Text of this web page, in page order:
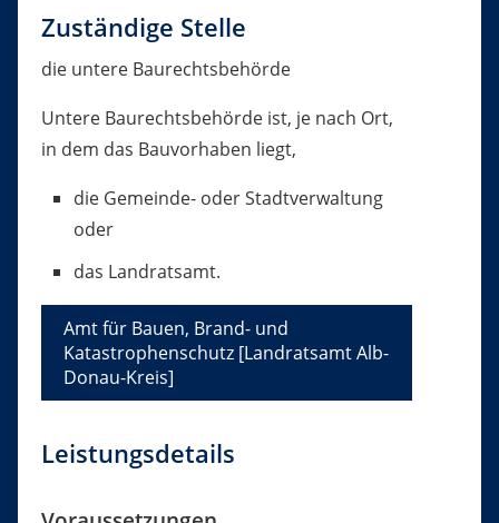
Zuständige Stelle
die untere Baurechtsbehörde
Untere Baurechtsbehörde ist, je nach Ort,
in dem das Bauvorhaben liegt,
die Gemeinde- oder Stadtverwaltung
oder
das Landratsamt.
Amt für Bauen, Brand- und
Katastrophenschutz [Landratsamt Alb-
Donau-Kreis]
Leistungsdetails